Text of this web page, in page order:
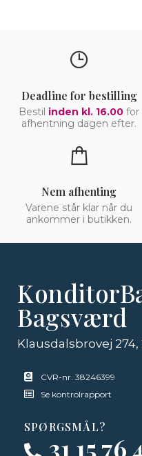
Deadline for bestilling
Bestil inden kl. 16.00 for
afhentning dagen efter.
Nem afhenting
Varene står klar når du
ankommer i butikken.
Bagsværd
Klausdalsbrovej
CVR-nr. 38246399
Se kontrolrapport
SPØRGSMÅL?
31 15 76